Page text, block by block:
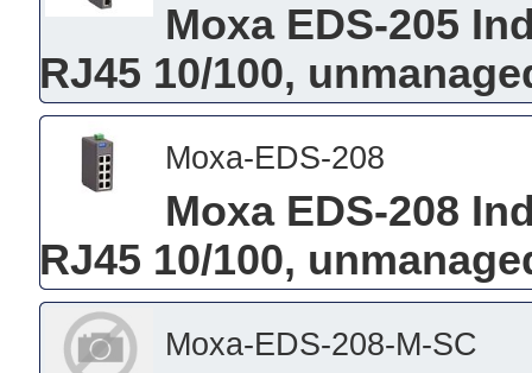
Moxa EDS-205
RJ45 10/100,
Moxa-EDS-208
Moxa EDS-208
RJ45 10/100,
Moxa-EDS-208-M-SC